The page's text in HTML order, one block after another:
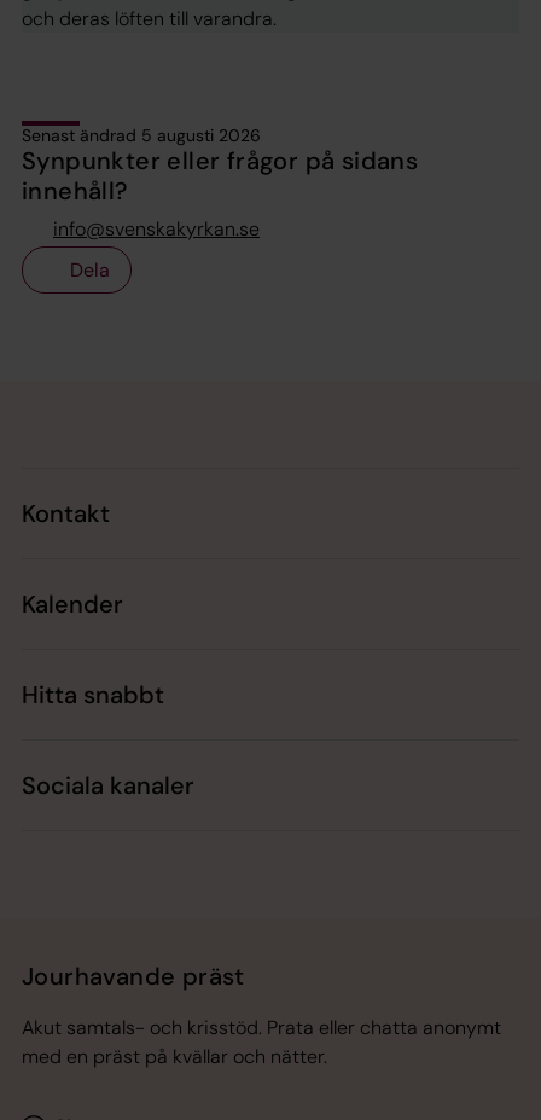
och deras löften till varandra.
Senast ändrad 5 augusti 2026
Synpunkter eller frågor på sidans
innehåll?
info@svenskakyrkan.se
Dela
Kontakt
Kalender
Hitta snabbt
Sociala kanaler
Jourhavande präst
Akut samtals- och krisstöd. Prata eller chatta anonymt
med en präst på kvällar och nätter.